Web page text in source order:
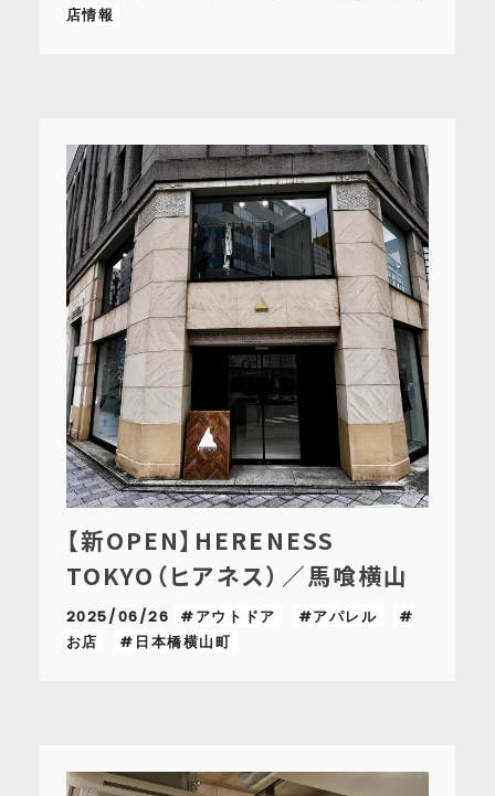
店情報
【新OPEN】HERENESS
TOKYO（ヒアネス）／馬喰横山
2025/06/26 #アウトドア #アパレル
#
お店
#日本橋横山町